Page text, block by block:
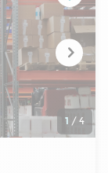
1 / 4